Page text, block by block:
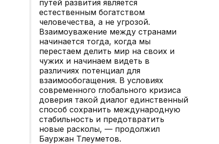
путей развития является
естественным богатством
человечества, а не угрозой.
Взаимоуважение между странами
начинается тогда, когда мы
перестаем делить мир на своих и
чужих и начинаем видеть в
различиях потенциал для
взаимообогащения. В условиях
современного глобального кризиса
доверия такой диалог единственный
способ сохранить международную
стабильность и предотвратить
новые расколы, — продолжил
Бауржан Тлеуметов.